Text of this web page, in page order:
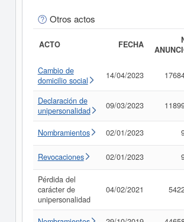
Otros actos
ACTO FECHA
Cambio de
domicilio social
14/04/2023
Declaración de
unipersonalidad
09/03/2023
Nombramientos 02/01/2023
Revocaciones 02/01/2023
Pérdida del
carácter de
unipersonalidad
04/02/2021